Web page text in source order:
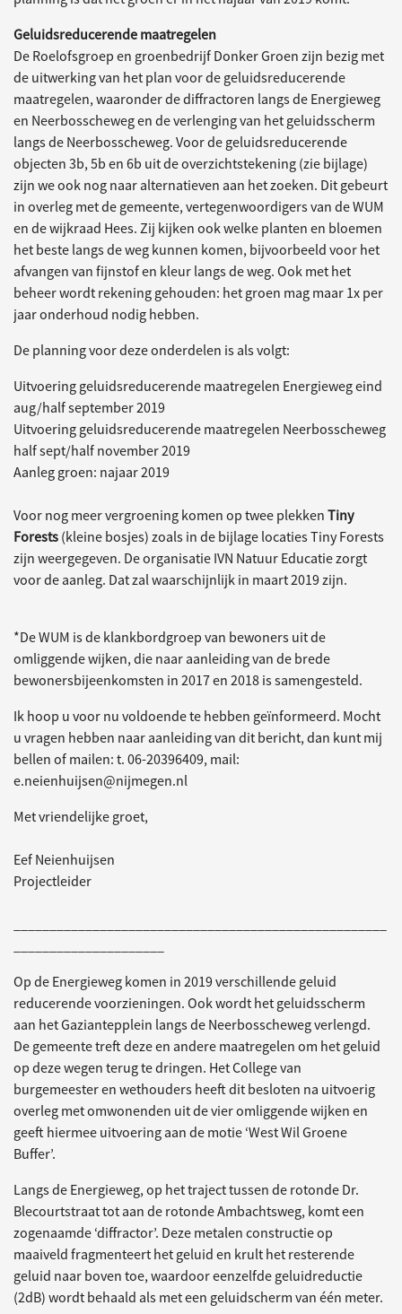
Geluidsreducerende maatregelen
De Roelofsgroep en groenbedrijf Donker Groen zijn bezig met
de uitwerking van het plan voor de geluidsreducerende
maatregelen, waaronder de diffractoren langs de Energieweg
en Neerbosscheweg en de verlenging van het geluidsscherm
langs de Neerbosscheweg. Voor de geluidsreducerende
objecten 3b, 5b en 6b uit de overzichtstekening (zie bijlage)
zijn we ook nog naar alternatieven aan het zoeken. Dit gebeurt
in overleg met de gemeente, vertegenwoordigers van de WUM
en de wijkraad Hees. Zij kijken ook welke planten en bloemen
het beste langs de weg kunnen komen, bijvoorbeeld voor het
afvangen van fijnstof en kleur langs de weg. Ook met het
beheer wordt rekening gehouden: het groen mag maar 1x per
jaar onderhoud nodig hebben.
De planning voor deze onderdelen is als volgt:
Uitvoering geluidsreducerende maatregelen Energieweg eind
aug/half september 2019
Uitvoering geluidsreducerende maatregelen Neerbosscheweg
half sept/half november 2019
Aanleg groen: najaar 2019
Voor nog meer vergroening komen op twee plekken Tiny
Forests (kleine bosjes) zoals in de bijlage locaties Tiny Forests
zijn weergegeven. De organisatie IVN Natuur Educatie zorgt
voor de aanleg. Dat zal waarschijnlijk in maart 2019 zijn.
*De WUM is de klankbordgroep van bewoners uit de
omliggende wijken, die naar aanleiding van de brede
bewonersbijeenkomsten in 2017 en 2018 is samengesteld.
Ik hoop u voor nu voldoende te hebben geïnformeerd. Mocht
u vragen hebben naar aanleiding van dit bericht, dan kunt mij
bellen of mailen: t. 06-20396409, mail:
e.neienhuijsen@nijmegen.nl
Met vriendelijke groet,
Eef Neienhuijsen
Projectleider
Op de Energieweg komen in 2019 verschillende geluid
reducerende voorzieningen. Ook wordt het geluidsscherm
aan het Gaziantepplein langs de Neerbosscheweg verlengd.
De gemeente treft deze en andere maatregelen om het geluid
op deze wegen terug te dringen. Het College van
burgemeester en wethouders heeft dit besloten na uitvoerig
overleg met omwonenden uit de vier omliggende wijken en
geeft hiermee uitvoering aan de motie ‘West Wil Groene
Buffer’.
Langs de Energieweg, op het traject tussen de rotonde Dr.
Blecourtstraat tot aan de rotonde Ambachtsweg, komt een
zogenaamde ‘diffractor’. Deze metalen constructie op
maaiveld fragmenteert het geluid en krult het resterende
geluid naar boven toe, waardoor eenzelfde geluidreductie
(2dB) wordt behaald als met een geluidscherm van één meter.